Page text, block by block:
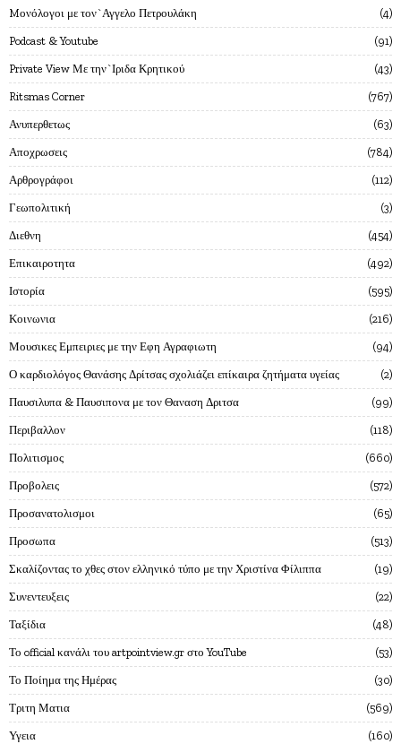
Mονόλογοι με τον`Αγγελο Πετρουλάκη 4
Podcast & Youtube 91
Private View Με την`Ιριδα Κρητικού 43
Ritsmas Corner 767
Ανυπερθετως 63
Αποχρωσεις 784
Αρθρογράφοι 112
Γεωπολιτική 3
Διεθνη 454
Επικαιροτητα 492
Ιστορία 595
Κοινωνια 216
Μουσικες Εμπειριες με την Εφη Αγραφιωτη 94
Ο καρδιολόγος Θανάσης Δρίτσας σχολιάζει επίκαιρα ζητήματα υγείας 2
Παυσιλυπα & Παυσιπονα με τον Θαναση Δριτσα 99
Περιβαλλον 118
Πολιτισμος 660
Προβολεις 572
Προσανατολισμοι 65
Προσωπα 513
Σκαλίζοντας το χθες στον ελληνικό τύπο με την Χριστίνα Φίλιππα 19
Συνεντευξεις 22
Ταξίδια 48
Το official κανάλι του artpointview.gr στο YouTube 53
Το Ποίημα της Ημέρας 30
Τριτη Ματια 569
Υγεια 160